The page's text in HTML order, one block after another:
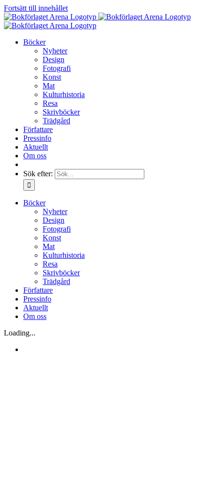
Fortsätt till innehållet
Böcker
Nyheter
Design
Fotografi
Konst
Mat
Kulturhistoria
Resa
Skrivböcker
Trädgård
Författare
Pressinfo
Aktuellt
Om oss
Sök efter:
Böcker
Nyheter
Design
Fotografi
Konst
Mat
Kulturhistoria
Resa
Skrivböcker
Trädgård
Författare
Pressinfo
Aktuellt
Om oss
Loading...